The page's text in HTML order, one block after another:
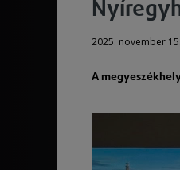
2025. november 15.
A